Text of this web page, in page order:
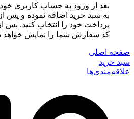
بعد از ورود به حساب کاربری
به سبد خرید اضافه نموده و پس
پرداخت خود را انتخاب کنید.
کد سفارش شما را نمایش خواهد
صفحه اصلی
سبد خرید
علاقه‌مندی‌ها